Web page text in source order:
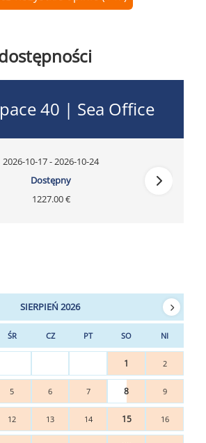
40 | Sea Office
2026-10-17 - 2026-10-24
Dostępny
1227.00 €
SIERPIEŃ 2026
ŚR CZ PT SO NI
1 2
5 6 7 8 9
12 13 14 15 16